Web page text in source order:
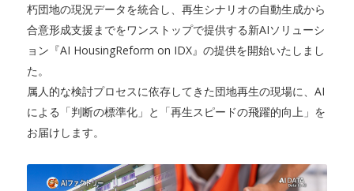
朽団地の現況データを統合し、再生シナリオの自動生成から
合意形成支援までをワンストップで提供する新AIソリューシ
ョン『AI HousingReform on IDX』の提供を開始いたしまし
た。
属人的な検討プロセスに依存してきた団地再生の現場に、AI
による「判断の標準化」と「再生スピードの飛躍的向上」を
お届けします。